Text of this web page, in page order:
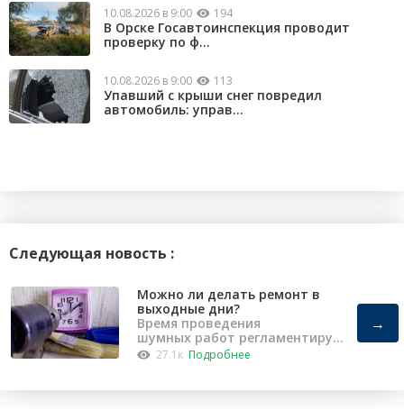
10.08.2026 в 9:00 194
В Орске Госавтоинспекция проводит
проверку по ф...
10.08.2026 в 9:00 113
Упавший с крыши снег повредил
автомобиль: управ...
Следующая новость :
Можно ли делать ремонт в
выходные дни?
Время проведения
шумных работ регламентирует
«Закон о тишине».
27.1к Подробнее
→